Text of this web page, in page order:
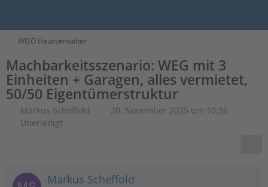
WISO Hausverwalter
Machbarkeitsszenario: WEG mit 3
Einheiten + Garagen, alles vermietet,
50/50 Eigentümerstruktur
Markus Scheffold
20. November 2025 um 10:36
Unerledigt
Markus Scheffold